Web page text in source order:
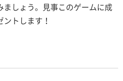
しょう。見事このゲームに成
トします！